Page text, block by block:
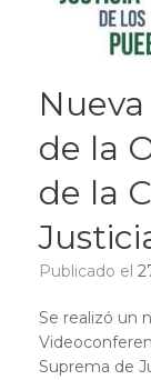
de la
de la
Publicado el
Se realizó un
Suprema de